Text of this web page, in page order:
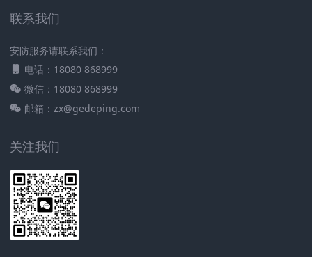
联系我们
安防服务请联系我们：
电话：18080 868999
微信：18080 868999
邮箱：zx@gedeping.com
关注我们